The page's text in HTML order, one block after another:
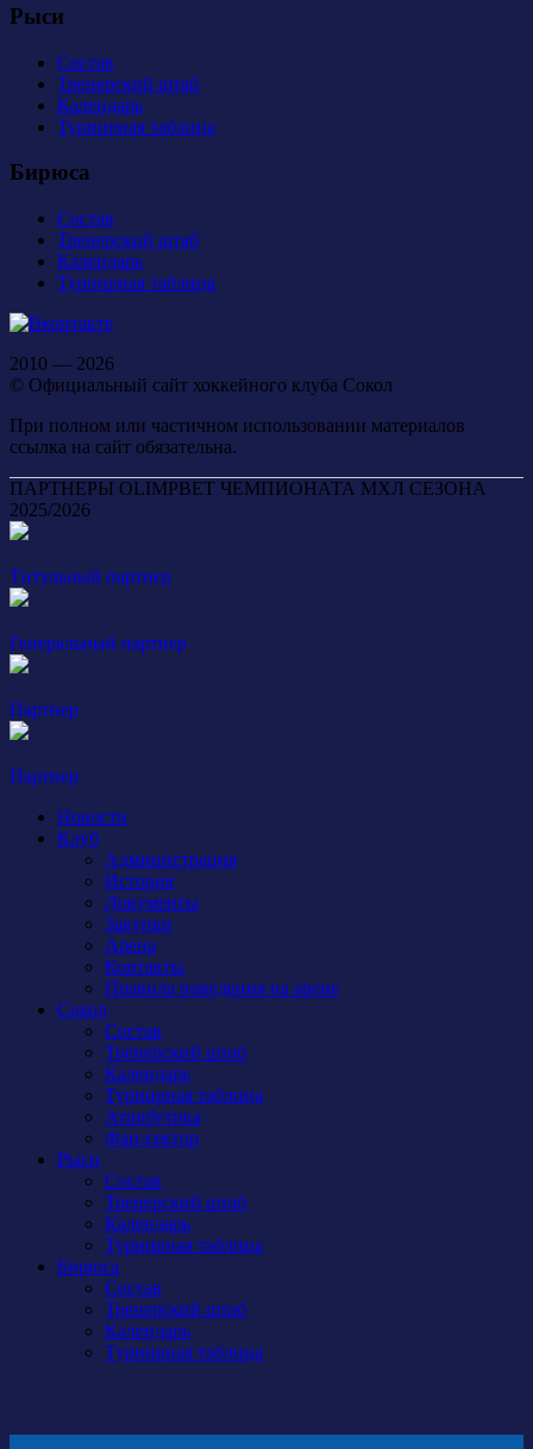
Рыси
Состав
Тренерский штаб
Календарь
Турнирная таблица
Бирюса
Состав
Тренерский штаб
Календарь
Турнирная таблица
2010 — 2026
© Официальный сайт хоккейного клуба Сокол
При полном или частичном использовании материалов
ссылка на сайт обязательна.
ПАРТНЕРЫ OLIMPBET ЧЕМПИОНАТА МХЛ СЕЗОНА
2025/2026
Титульный партнер
Генеральный партнер
Партнер
Партнер
Новости
Клуб
Администрация
История
Документы
Закупки
Арена
Контакты
Правила поведения на арене
Сокол
Состав
Тренерский штаб
Календарь
Турнирная таблица
Атрибутика
Фан-сектор
Рыси
Состав
Тренерский штаб
Календарь
Турнирная таблица
Бирюса
Состав
Тренерский штаб
Календарь
Турнирная таблица